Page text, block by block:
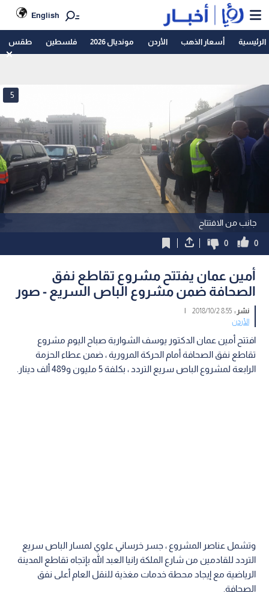
English
الرئيسية أسعار الذهب الأردن مونديال 2026 فلسطين طقس
جانب من الافتتاح
5
0
0
أمين عمان يفتتح مشروع تقاطع نفق
الصحافة ضمن مشروع الباص السريع - صور
نشر :8:55 2018/10/2
|
الأردن
افتتح أمين عمان الدكتور يوسف الشواربة صباح اليوم مشروع
تقاطع نفق الصحافة أمام الحركة المرورية ، ضمن عطاء الحزمة
الرابعة لمشروع الباص سريع التردد ، بكلفة 5 مليون و489 ألف دينار.
وتشمل عناصر المشروع ، جسر خرساني علوي لمسار الباص سريع
التردد للقادمين من شارع الملكة رانيا العبد الله بإتجاه تقاطع المدينة
الرياضية مع إيجاد محطة خدمات مغذية للنقل العام أعلى نفق
الصحافة.